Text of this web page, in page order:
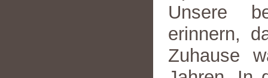
Unsere
erinnern,
Zuhause